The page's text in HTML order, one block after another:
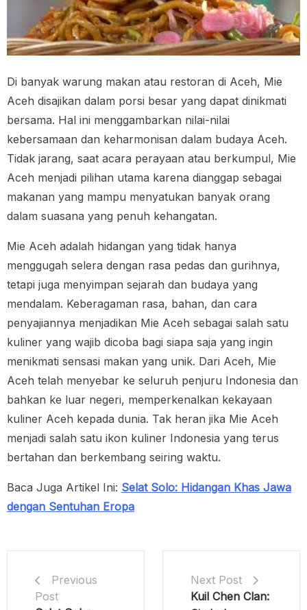
Di banyak warung makan atau restoran di Aceh, Mie
Aceh disajikan dalam porsi besar yang dapat dinikmati
bersama. Hal ini menggambarkan nilai-nilai
kebersamaan dan keharmonisan dalam budaya Aceh.
Tidak jarang, saat acara perayaan atau berkumpul, Mie
Aceh menjadi pilihan utama karena dianggap sebagai
makanan yang mampu menyatukan banyak orang
dalam suasana yang penuh kehangatan.
Mie Aceh adalah hidangan yang tidak hanya
menggugah selera dengan rasa pedas dan gurihnya,
tetapi juga menyimpan sejarah dan budaya yang
mendalam. Keberagaman rasa, bahan, dan cara
penyajiannya menjadikan Mie Aceh sebagai salah satu
kuliner yang wajib dicoba bagi siapa saja yang ingin
menikmati sensasi makan yang unik. Dari Aceh, Mie
Aceh telah menyebar ke seluruh penjuru Indonesia dan
bahkan ke luar negeri, memperkenalkan kekayaan
kuliner Aceh kepada dunia. Tak heran jika Mie Aceh
menjadi salah satu ikon kuliner Indonesia yang terus
bertahan dan berkembang seiring waktu.
Baca Juga Artikel Ini: Selat Solo: Hidangan Khas Jawa
dengan Sentuhan Eropa
Previous
Post
Next Post
Kuil Chen Clan: